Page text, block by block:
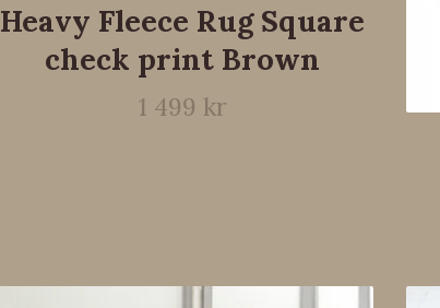
Heavy Fleece Rug Square
check print Brown
1 499 kr